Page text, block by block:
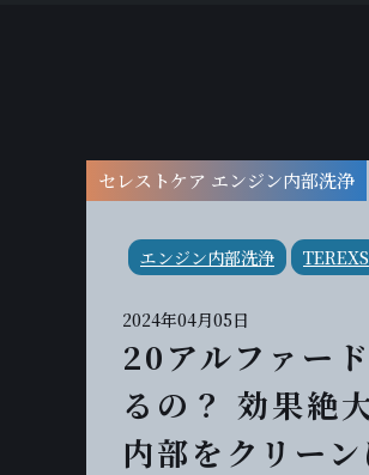
セレストケア エンジン内部洗浄
エンジン内部洗浄 TEREXS
2024年04月05日
20アルファー
るの？ 効果絶
内部をクリーン